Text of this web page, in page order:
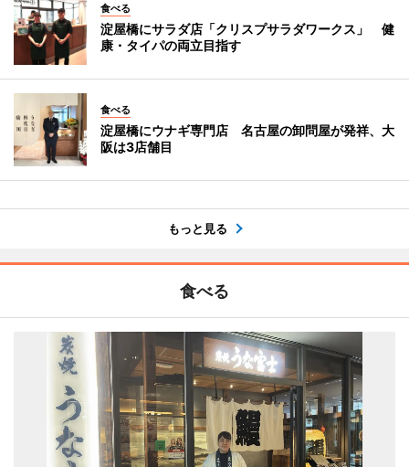
食べる
淀屋橋にサラダ店「クリスプサラダワークス」 健
康・タイパの両立目指す
食べる
淀屋橋にウナギ専門店 名古屋の卸問屋が発祥、大
阪は3店舗目
もっと見る
食べる